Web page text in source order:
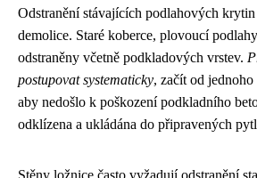
Odstranění stávajících podlahových
demolice. Staré koberce, plovoucí
odstraněny včetně podkladových vrstev.
postupovat systematicky, začít od
aby nedošlo k poškození podkladního
odklízena a ukládána do připravených